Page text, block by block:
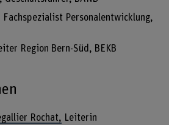
Fachspezialist Personalentwicklung,
Region Bern-Süd, BEKB
Rochat, Leiterin